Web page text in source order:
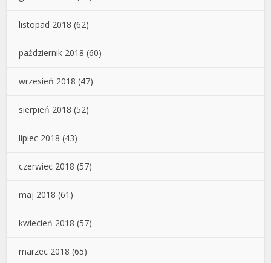
listopad 2018 (62)
październik 2018 (60)
wrzesień 2018 (47)
sierpień 2018 (52)
lipiec 2018 (43)
czerwiec 2018 (57)
maj 2018 (61)
kwiecień 2018 (57)
marzec 2018 (65)